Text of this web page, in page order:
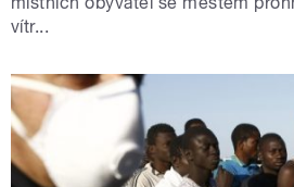
vítr...